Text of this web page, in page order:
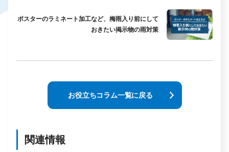
ポスターのラミネート加工など、梅雨入り前にして
おきたい掲示物の雨対策
お役立ちコラム一覧に戻る
関連情報